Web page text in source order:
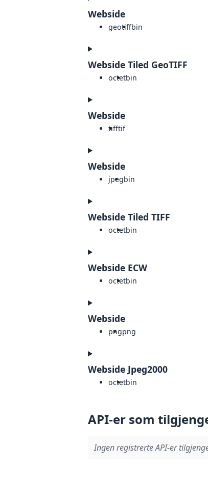
Webside
geotiffbin
Webside Tiled GeoTIFF
octetbin
Webside
tifftif
Webside
jpegbin
Webside Tiled TIFF
octetbin
Webside ECW
octetbin
Webside
pngpng
Webside Jpeg2000
octetbin
API-er som
Ingen registrerte API-er